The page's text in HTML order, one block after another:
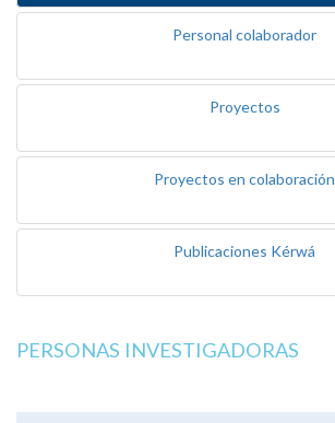
Personal colaborador
Proyectos
Proyectos en colaboración
Publicaciones Kérwá
PERSONAS INVESTIGADORAS